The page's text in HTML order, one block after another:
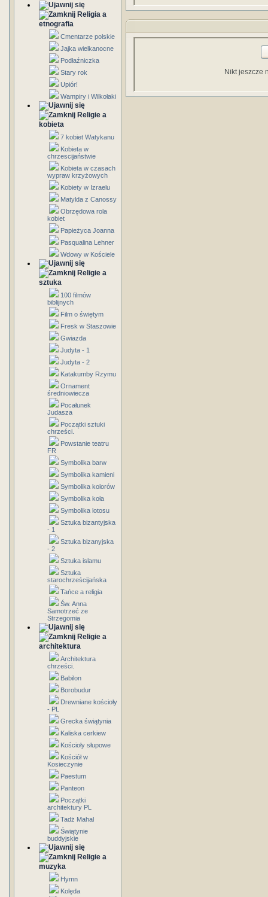
Religia a
etnografia
Cmentarze polskie
Jajka wielkanocne
Podłaźniczka
Stary rok
Upiór!
Wampiry i Wilkołaki
Religie a
kobieta
7 kobiet Watykanu
Kobieta w
chrzescijaństwie
Kobieta w czasach
wypraw krzyżowych
Kobiety w Izraelu
Matylda z Canossy
Obrzędowa rola
kobiet
Papieżyca Joanna
Pasqualina Lehner
Wdowy w Kościele
Religie a
sztuka
100 filmów
biblijnych
Film o świętym
Fresk w Staszowie
Gwiazda
Judyta - 1
Judyta - 2
Katakumby Rzymu
Ornament
średniowiecza
Pocałunek
Judasza
Początki sztuki
chrześci.
Powstanie teatru
FR
Symbolika barw
Symbolika kamieni
Symbolika kolorów
Symbolika koła
Symbolika lotosu
Sztuka bizantyjska
- 1
Sztuka bizanyjska
- 2
Sztuka islamu
Sztuka
starochrześcijańska
Tańce a religia
Św. Anna
Samotrzeć ze
Strzegomia
Religie a
architektura
Architektura
chrześci.
Babilon
Borobudur
Drewniane kościoły
- PL
Grecka świątynia
Kaliska cerkiew
Kościoły słupowe
Kościół w
Kosieczynie
Paestum
Panteon
Początki
architektury PL
Tadż Mahal
Świątynie
buddyjskie
Religie a
muzyka
Hymn
Kolęda
Nikt jeszcze